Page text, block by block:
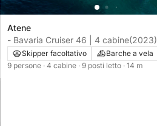
Atene
- Bavaria Cruiser 46 | 4 cabine(2023)
Skipper facoltativo
Barche a vela
9 persone · 4 cabine · 9 posti letto · 14 m